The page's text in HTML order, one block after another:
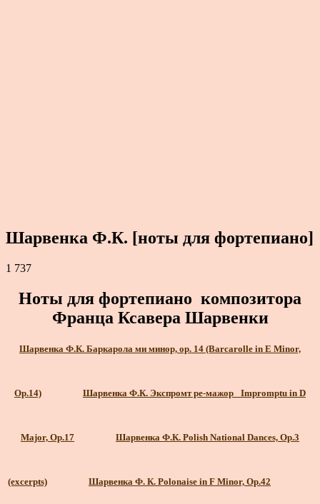
Шарвенка Ф.К. [ноты для фортепиано]
1 737
Ноты для фортепиано композитора
Франца Ксавера Шарвенки
Шарвенка Ф.К. Баркарола ми минор, ор. 14 (Barcarolle in E Minor,
Op.14) Шарвенка Ф.К. Экспромт ре-мажор_ Impromptu in D
Major, Op.17 Шарвенка Ф.К. Polish National Dances, Op.3
(excerpts) Шарвенка Ф. К. Polonaise in F Minor, Op.42